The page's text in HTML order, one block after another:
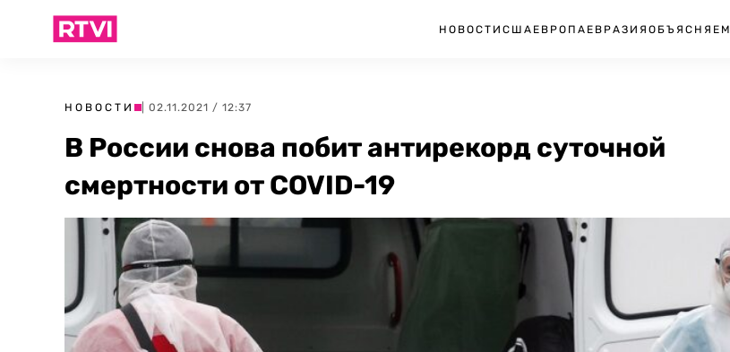
НОВОСТИ США ЕВРОПА ЕВРАЗИЯ ОБЪЯСНЯЕМ
НОВОСТИ | 02.11.2021 / 12:37
В России снова побит антирекорд суточной
смертности от COVID-19